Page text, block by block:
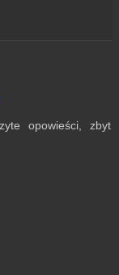
opowieści, zbyt